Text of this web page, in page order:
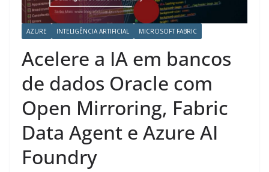
AZURE INTELIGÊNCIA ARTIFICIAL MICROSOFT FABRIC
Acelere a IA em bancos
de dados Oracle com
Open Mirroring, Fabric
Data Agent e Azure AI
Foundry